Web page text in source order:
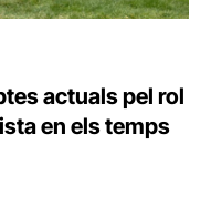
actuals pel rol
en els temps